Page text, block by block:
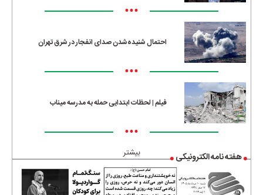
•••
احتمال شنیده‌شدن صدای انفجار در شرق تهران
•••
فیلم | لحظات ابتدایی حمله به مدرسه میناب
•••
بیشتر هفته نامه الکترونیکی